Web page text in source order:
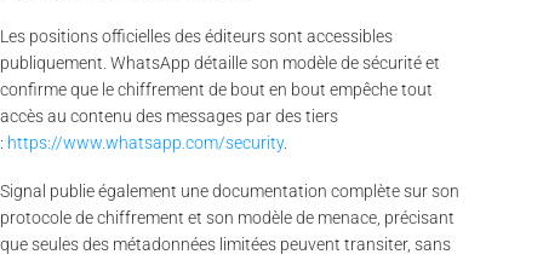
Les positions officielles des éditeurs sont accessibles
publiquement. WhatsApp détaille son modèle de sécurité et
confirme que le chiffrement de bout en bout empêche tout
accès au contenu des messages par des tiers
: https://www.whatsapp.com/security.
Signal publie également une documentation complète sur son
protocole de chiffrement et son modèle de menace, précisant
que seules des métadonnées limitées peuvent transiter, sans